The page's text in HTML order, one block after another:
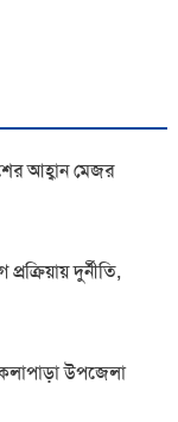
আহ্বান মেজর
দুর্নীতি,
উপজেলা